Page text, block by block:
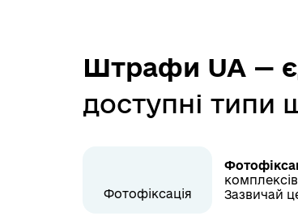
Штрафи UA —
доступні типи
Фотофіксація
Зазвичай